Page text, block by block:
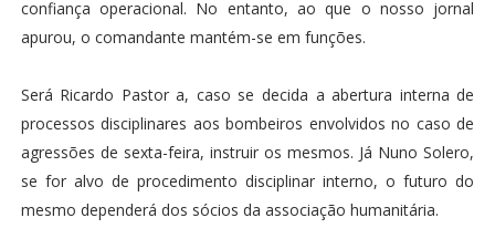
confiança operacional. No entanto, ao que o nosso jornal
apurou, o comandante mantém-se em funções.
Será Ricardo Pastor a, caso se decida a abertura interna de
processos disciplinares aos bombeiros envolvidos no caso de
agressões de sexta-feira, instruir os mesmos. Já Nuno Solero,
se for alvo de procedimento disciplinar interno, o futuro do
mesmo dependerá dos sócios da associação humanitária.